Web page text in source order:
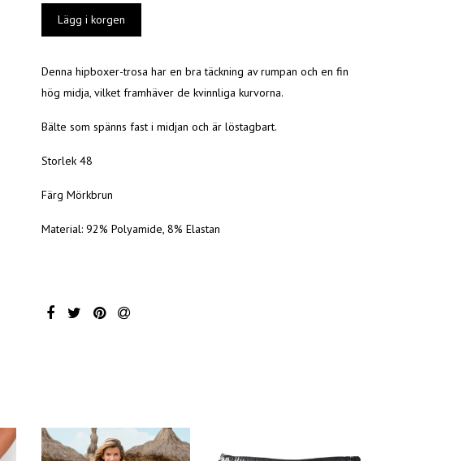
Denna hipboxer-trosa har en bra täckning av rumpan och en fin
hög midja, vilket framhäver de kvinnliga kurvorna.
Bälte som spänns fast i midjan och är löstagbart.
Storlek 48
Färg Mörkbrun
Material: 92% Polyamide, 8% Elastan